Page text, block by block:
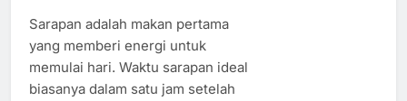
Sarapan adalah makan pertama
yang memberi energi untuk
memulai hari. Waktu sarapan ideal
biasanya dalam satu jam setelah